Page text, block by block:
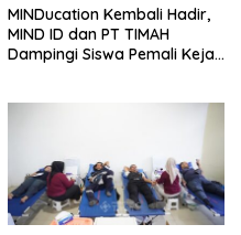
MINDucation Kembali Hadir,
MIND ID dan PT TIMAH
Dampingi Siswa Pemali Kejar